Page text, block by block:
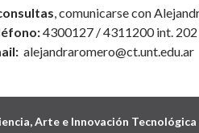
, comunicarse con
4300127 / 4311200 int. 202
alejandraromero@ct.unt.edu.ar
Arte e Innovación Tecnológica